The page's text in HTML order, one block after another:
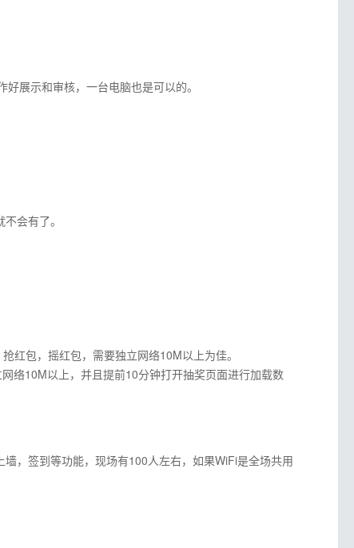
展示和审核，一台电脑也是可以的。
会有了。
红包，摇红包，需要独立网络10M以上为佳。
络10M以上，并且提前10分钟打开抽奖页面进行加载数
，签到等功能，现场有100人左右，如果WiFi是全场共用